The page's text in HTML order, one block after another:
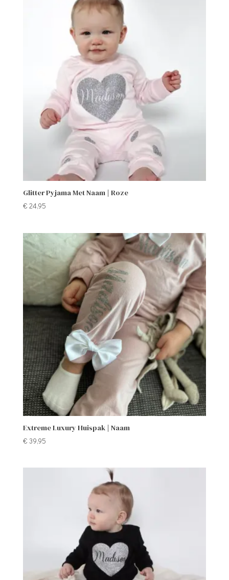
Glitter Pyjama Met Naam | Roze
€ 24,95
Extreme Luxury Huispak | Naam
€ 39,95